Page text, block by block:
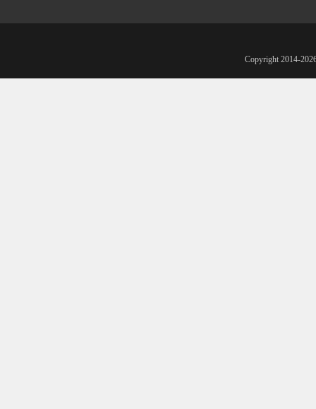
Copyright 2014-